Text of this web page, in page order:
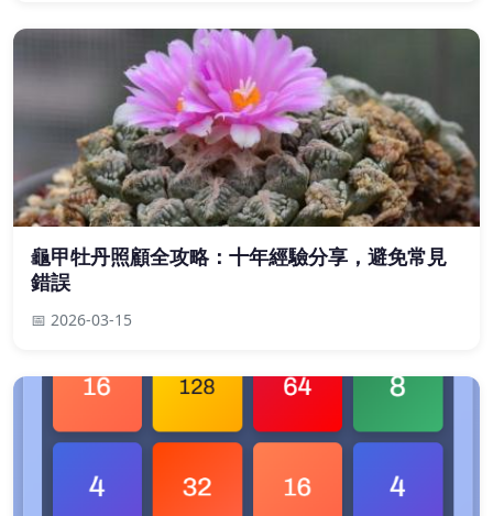
龜甲牡丹照顧全攻略：十年經驗分享，避免常見
錯誤
📅 2026-03-15